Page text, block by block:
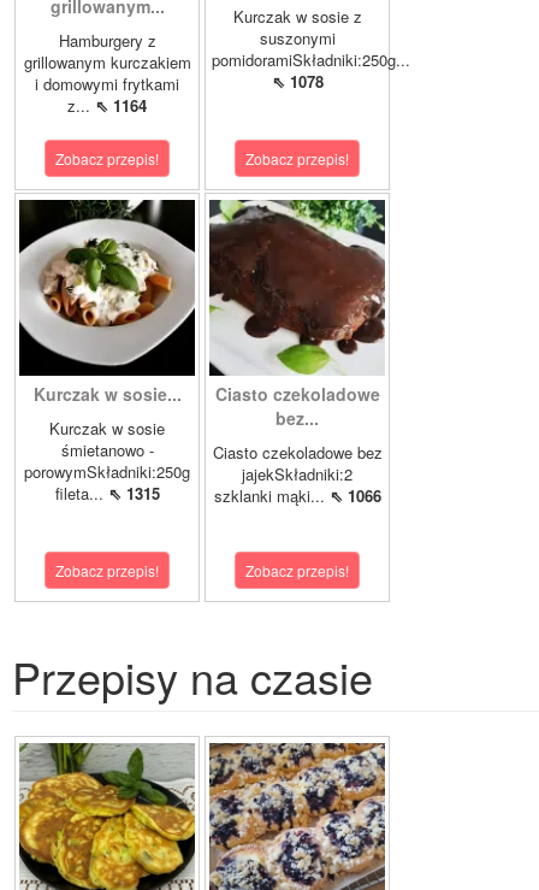
grillowanym...
Hamburgery z
grillowanym kurczakiem
i domowymi frytkami
z... ⇖ 1164
Zobacz przepis!
Kurczak w sosie z
suszonymi
pomidoramiSkładniki:250g...
⇖ 1078
Zobacz przepis!
Kurczak w sosie...
Kurczak w sosie
śmietanowo -
porowymSkładniki:250g
fileta... ⇖ 1315
Zobacz przepis!
Ciasto czekoladowe
bez...
Ciasto czekoladowe bez
jajekSkładniki:2
szklanki mąki... ⇖ 1066
Zobacz przepis!
Przepisy na czasie